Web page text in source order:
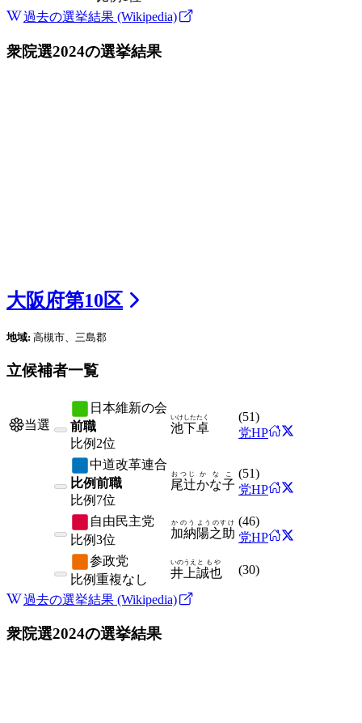
過去の選挙結果 (Wikipedia)
衆院選2024の選挙結果
大阪府第10区
地域: 高槻市、三島郡
立候補者一覧
当選
日本維新の会
前職
比例 2位
池下
いけした
卓
たく (51)
党HP
中道改革連合
比例前職
比例 7位
尾辻
おつじ
かな子
かなこ (51)
党HP
自由民主党
比例3位 加納
かのう
陽之助
ようのすけ (46)
党HP
参政党
比例重複なし 井上
いのうえ
誠也
ともや
(30)
過去の選挙結果 (Wikipedia)
衆院選2024の選挙結果